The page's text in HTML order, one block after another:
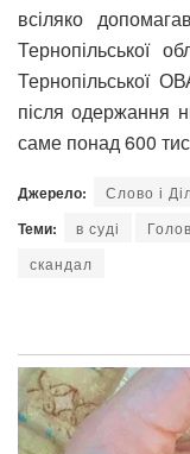
всіляко
Тернопільської
Тернопільської
після одержання
саме понад 600
Джерело: Слово і
Теми: в суді
скандал